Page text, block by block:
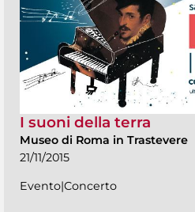
I suoni della terra
Museo di Roma in Trastevere
21/11/2015
Evento|Concerto